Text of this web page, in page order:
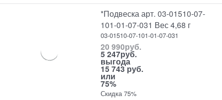
*Подвеска арт. 03-01510-07-
101-01-07-031 Вес 4,68 г
03-01510-07-101-01-07-031
20 990руб.
5 247руб.
выгода
15 743 руб.
или
75%
Скидка 75%